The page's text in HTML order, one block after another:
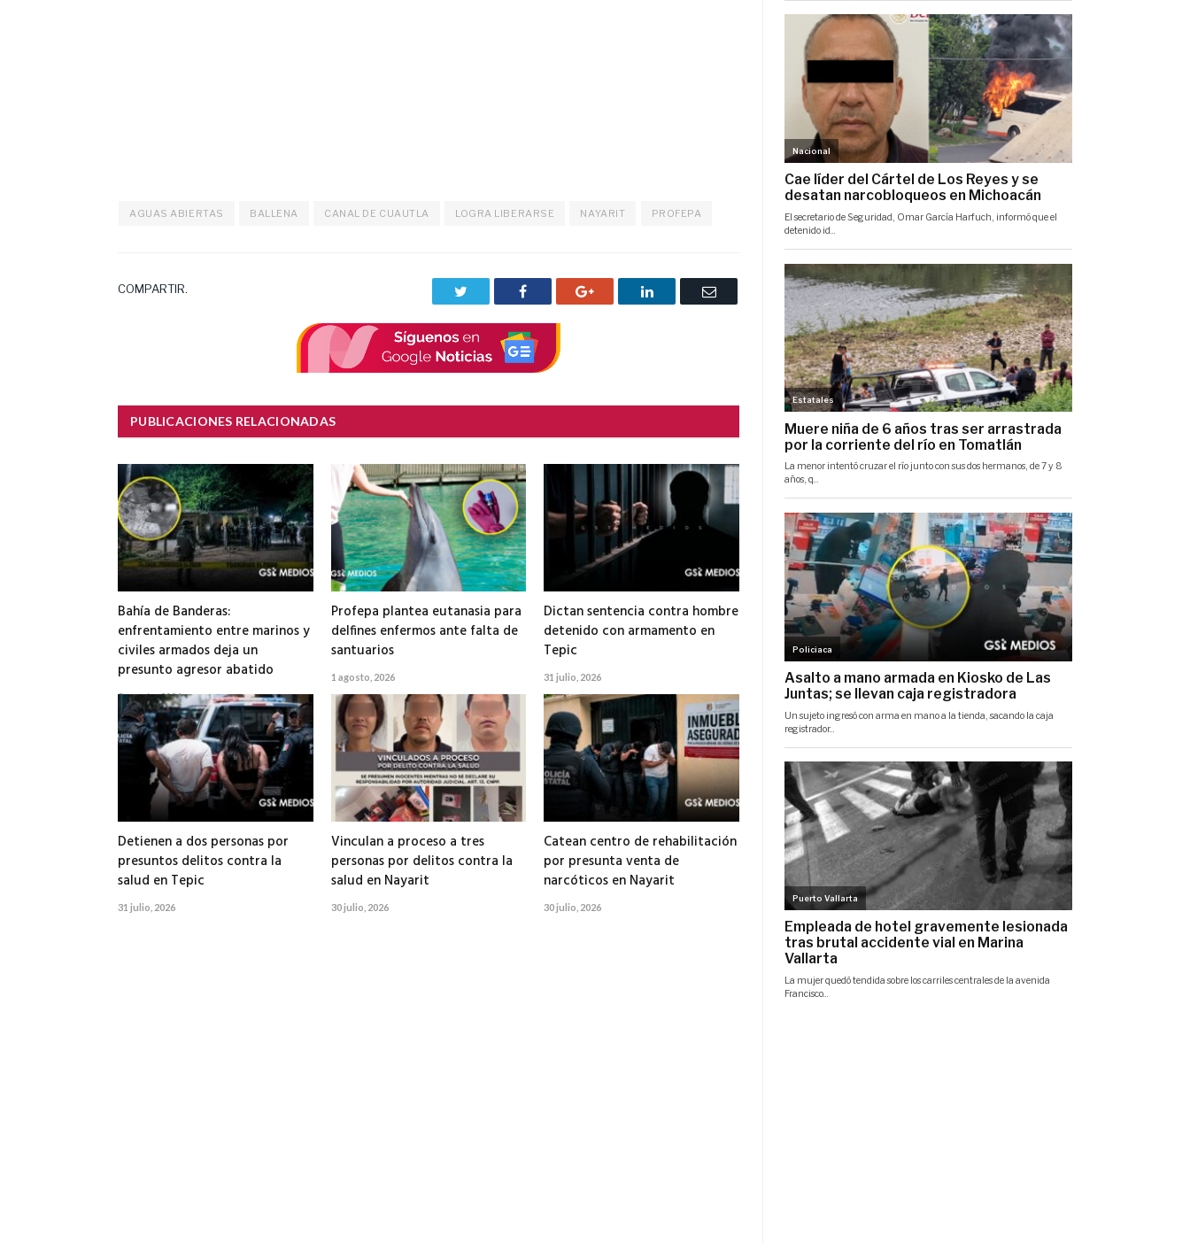
AGUAS ABIERTAS BALLENA CANAL DE CUAUTLA LOGRA LIBERARSE NAYARIT PROFEPA
COMPARTIR. Facebook Google+ LinkedIn
Correo
PUBLICACIONES RELACIONADAS
Bahía de Banderas:
enfrentamiento entre marinos y
civiles armados deja un
presunto agresor abatido
3 agosto, 2026
Profepa plantea eutanasia para
delfines enfermos ante falta de
santuarios
1 agosto, 2026
Dictan sentencia contra hombre
detenido con armamento en
Tepic
31 julio, 2026
Detienen a dos personas por
presuntos delitos contra la
salud en Tepic
31 julio, 2026
Vinculan a proceso a tres
personas por delitos contra la
salud en Nayarit
30 julio, 2026
Catean centro de rehabilitación
por presunta venta de
narcóticos en Nayarit
30 julio, 2026